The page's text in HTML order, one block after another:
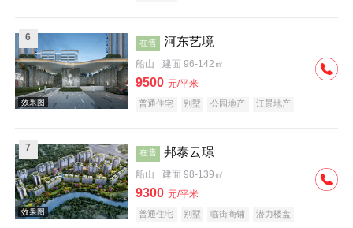
6 在售 河东艺境
船山 建面 96-142㎡
9500 元/平米
普通住宅 别墅 公园地产 江景地产
7 在售 邦泰云璟
船山 建面 98-139㎡
9300 元/平米
普通住宅 别墅 临街商铺
潜力楼盘